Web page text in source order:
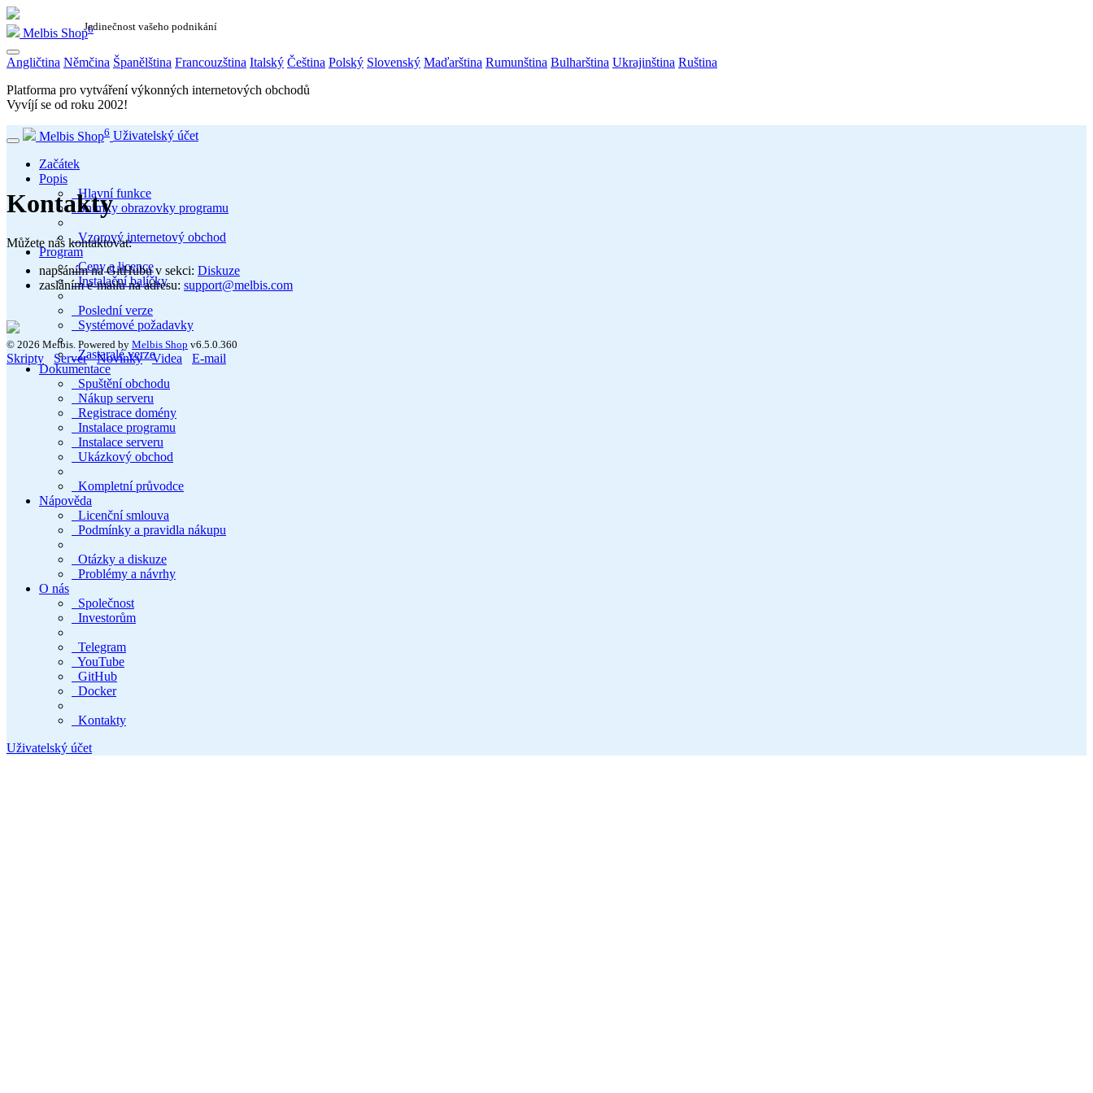
Jedinečnost vašeho podnikání
Melbis Shop6
Angličtina Němčina Španělština Francouzština Italský Čeština Polský Slovenský Maďarština Rumunština Bulharština Ukrajinština Ruština
Platforma pro vytváření výkonných internetových obchodů
Vyvíjí se od roku 2002!
Melbis Shop6 Uživatelský účet
Začátek
Popis
Hlavní funkce
Snímky obrazovky programu
Vzorový internetový obchod
Program
Ceny a licence
Instalační balíčky
Poslední verze
Systémové požadavky
Zastaralé verze
Dokumentace
Spuštění obchodu
Nákup serveru
Registrace domény
Instalace programu
Instalace serveru
Ukázkový obchod
Kompletní průvodce
Nápověda
Licenční smlouva
Podmínky a pravidla nákupu
Otázky a diskuze
Problémy a návrhy
O nás
Společnost
Investorům
Telegram
YouTube
GitHub
Docker
Kontakty
Uživatelský účet
Kontakty
Můžete nás kontaktovat:
napsáním na GitHubu v sekci: Diskuze
zasláním e-mailu na adresu: support@melbis.com
© 2026 Melbis. Powered by Melbis Shop v6.5.0.360
Skripty Server Novinky Videa E-mail